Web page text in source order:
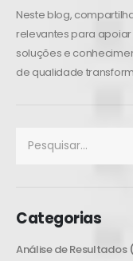
Neste blog,
relevantes para
soluções e
de qualidade
Categorias
Análise de Resultados